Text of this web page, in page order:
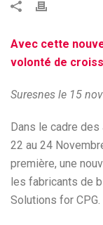
Avec cette
volonté de
Suresnes le 15
Dans le cadre des
22 au 24
première, une
les fabricants de
Solutions for CPG.